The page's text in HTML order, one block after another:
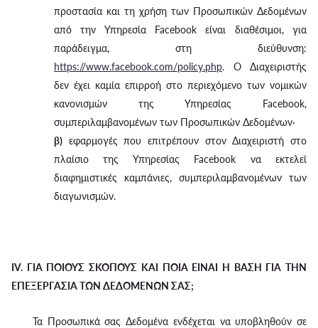
προστασία και τη χρήση των Προσωπικών Δεδομένων
από την Υπηρεσία Facebook είναι διαθέσιμοι, για
παράδειγμα, στη διεύθυνση:
https://www.facebook.com/policy.php. Ο Διαχειριστής
δεν έχει καμία επιρροή στο περιεχόμενο των νομικών
κανονισμών της Υπηρεσίας Facebook,
συμπεριλαμβανομένων των Προσωπικών Δεδομένων·
β) εφαρμογές που επιτρέπουν στον Διαχειριστή στο
πλαίσιο της Υπηρεσίας Facebook να εκτελεί
διαφημιστικές καμπάνιες, συμπεριλαμβανομένων των
διαγωνισμών.
IV. ΓΙΑ ΠΟΙΟΥΣ ΣΚΟΠΟΥΣ ΚΑΙ ΠΟΙΑ ΕΙΝΑΙ Η ΒΑΣΗ ΓΙΑ ΤΗΝ
ΕΠΕΞΕΡΓΑΣΙΑ ΤΩΝ ΔΕΔΟΜΕΝΩΝ ΣΑΣ;
Τα Προσωπικά σας Δεδομένα ενδέχεται να υποβληθούν σε